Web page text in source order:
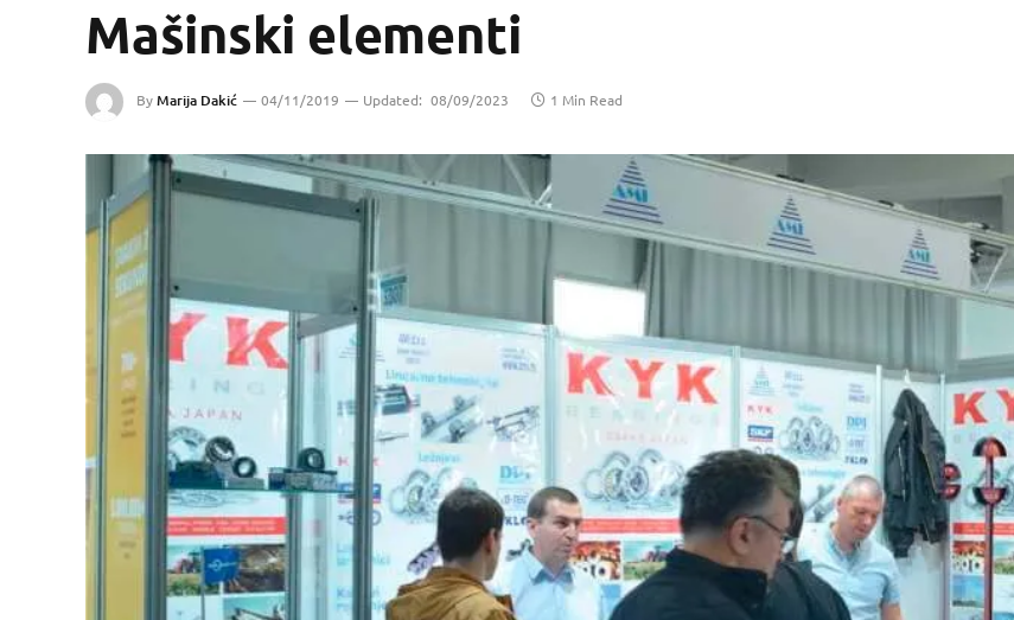
Mašinski elementi
ByMarija Dakić 04/11/2019 Updated: 08/09/2023 1 Min Read